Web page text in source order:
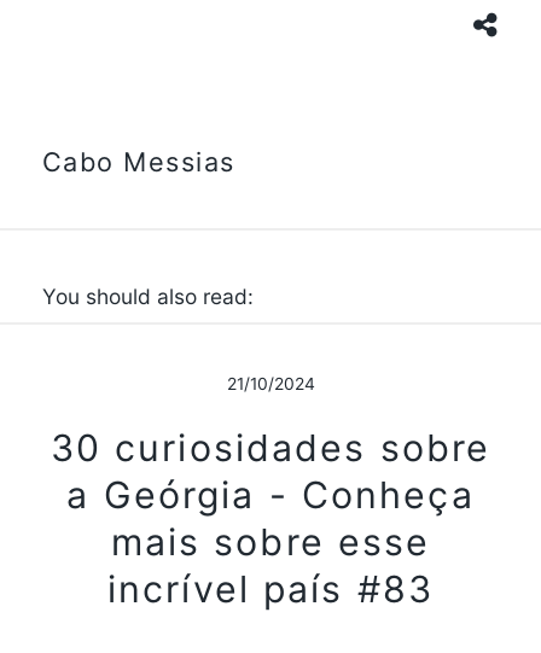
Cabo Messias
You should also read:
21/10/2024
30 curiosidades sobre
a Geórgia - Conheça
mais sobre esse
incrível país #83